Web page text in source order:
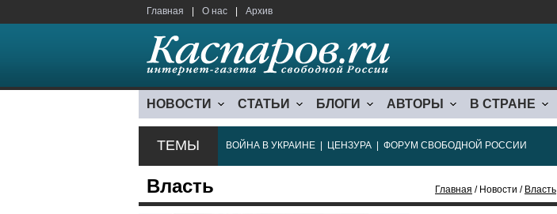
Главная О нас Архив
НОВОСТИ СТАТЬИ БЛОГИ АВТОРЫ В СТРАНЕ
ТЕМЫ ВОЙНА В УКРАИНЕ ЦЕНЗУРА ФОРУМ СВОБОДНОЙ РОССИИ
Власть Главная / Новости / Власть